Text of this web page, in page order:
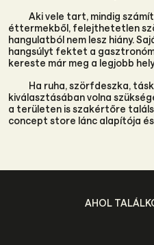
Aki vele tart, mindig
éttermekből, felejthetetlen
hangulatból nem lesz hiány.
hangsúlyt fektet a
kereste már meg a legjobb
Ha ruha, szörfdeszka,
kiválasztásában volna
a területen is szakértőre
concept store lánc alapítója
AHOL